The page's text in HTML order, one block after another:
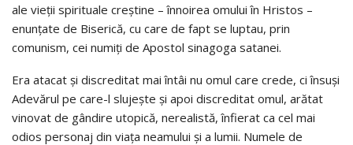
ale vieţii spirituale creştine – înnoirea omului în Hristos –
enunţate de Biserică, cu care de fapt se luptau, prin
comunism, cei numiţi de Apostol sinagoga satanei.
Era atacat şi discreditat mai întâi nu omul care crede, ci însuşi
Adevărul pe care-l slujeşte şi apoi discreditat omul, arătat
vinovat de gândire utopică, nerealistă, înfierat ca cel mai
odios personaj din viaţa neamului şi a lumii. Numele de